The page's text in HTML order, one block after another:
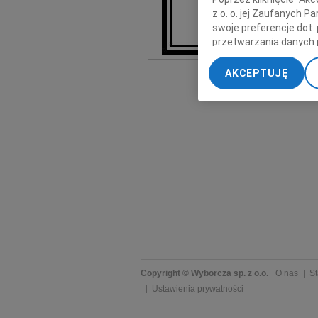
Copyright © Wyborcza sp. z o.o. O nas
Ustawienia prywatności
z o. o. jej Zaufanych
swoje preferencje dot.
przetwarzania danych
„Ustawienia
My, nasi Zaufani
dokładnych danych
Przechowywanie
AKCEPTUJĘ